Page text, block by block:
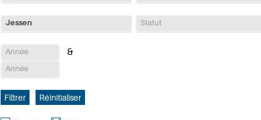
Jessen Statut
Année
Année